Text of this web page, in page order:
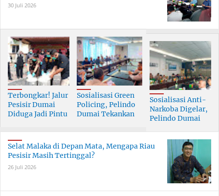
30 Juli 2026
Terbongkar! Jalur
Pesisir Dumai
Diduga Jadi Pintu
Skala Besar
Sosialisasi Green
Policing, Pelindo
Dumai Tekankan
Bersama
Sosialisasi Anti-
Narkoba Digelar,
Pelindo Dumai
Selat Malaka di Depan Mata, Mengapa Riau
Pesisir Masih Tertinggal?
26 Juli 2026